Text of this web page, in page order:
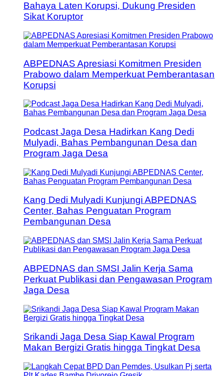
Bahaya Laten Korupsi, Dukung Presiden
Sikat Koruptor
ABPEDNAS Apresiasi Komitmen Presiden
Prabowo dalam Memperkuat Pemberantasan
Korupsi
Podcast Jaga Desa Hadirkan Kang Dedi
Mulyadi, Bahas Pembangunan Desa dan
Program Jaga Desa
Kang Dedi Mulyadi Kunjungi ABPEDNAS
Center, Bahas Penguatan Program
Pembangunan Desa
ABPEDNAS dan SMSI Jalin Kerja Sama
Perkuat Publikasi dan Pengawasan Program
Jaga Desa
Srikandi Jaga Desa Siap Kawal Program
Makan Bergizi Gratis hingga Tingkat Desa